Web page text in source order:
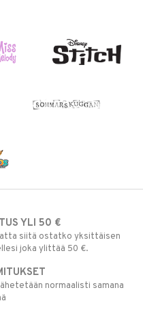
YLI 50 €
siitä ostatko yksittäisen
joka ylittää 50 €.
normaalisti samana